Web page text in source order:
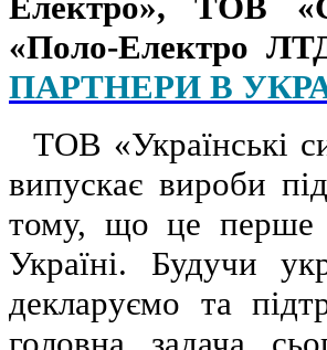
«Поло-Електро
ПАРТНЕРИ В
ТОВ «Українські
випускає вироби
тому, що це перше
Україні. Будучи
декларуємо та